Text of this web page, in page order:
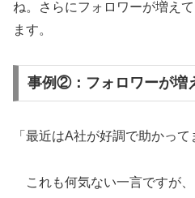
ね。さらにフォロワーが増え
ます。
事例②：フォロワーが増
「最近はA社が好調で助かって
これも何気ない一言ですが、